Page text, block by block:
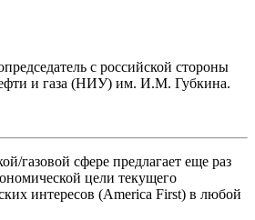
с российской стороны
и газа (НИУ) им. И.М. Губкина.
газовой сфере предлагает еще раз
цели текущего
интересов (America First) в любой